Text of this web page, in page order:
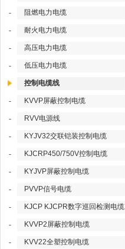
- 阻燃电力电缆
- 耐火电力电缆
- 高压电力电缆
- 低压电力电缆
控制电缆线
- KVVP屏蔽控制电缆
- RVV电源线
- KYJV32交联铠装控制电缆
- KJCRP450/750V控制电缆
- KYJVP屏蔽控制电缆
- PVVP信号电缆
- KJCP KJCPR数字巡回检测电缆
- KVVP2屏蔽控制电缆
- KVV22全塑控制电缆